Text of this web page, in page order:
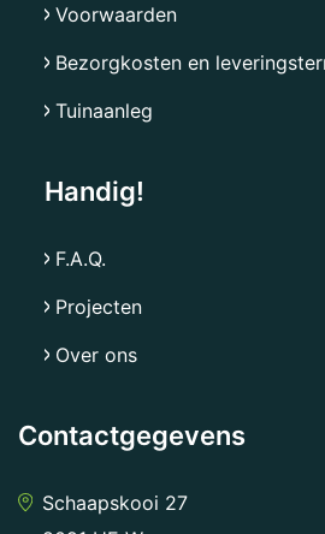
Voorwaarden
Bezorgkosten en
Tuinaanleg
Handig!
F.A.Q.
Projecten
Over ons
Contactgegevens
Schaapskooi 27